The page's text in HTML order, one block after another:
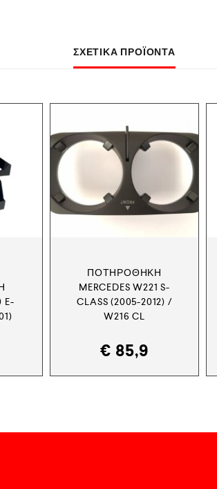
ΣΧΕΤΙΚΆ ΠΡΟΪΌΝΤΑ
E-
ΠΟΤΗΡΟΘΉΚΗ
MERCEDES W221 S-
CLASS (2005-2012) /
W216 CL
€ 85,9